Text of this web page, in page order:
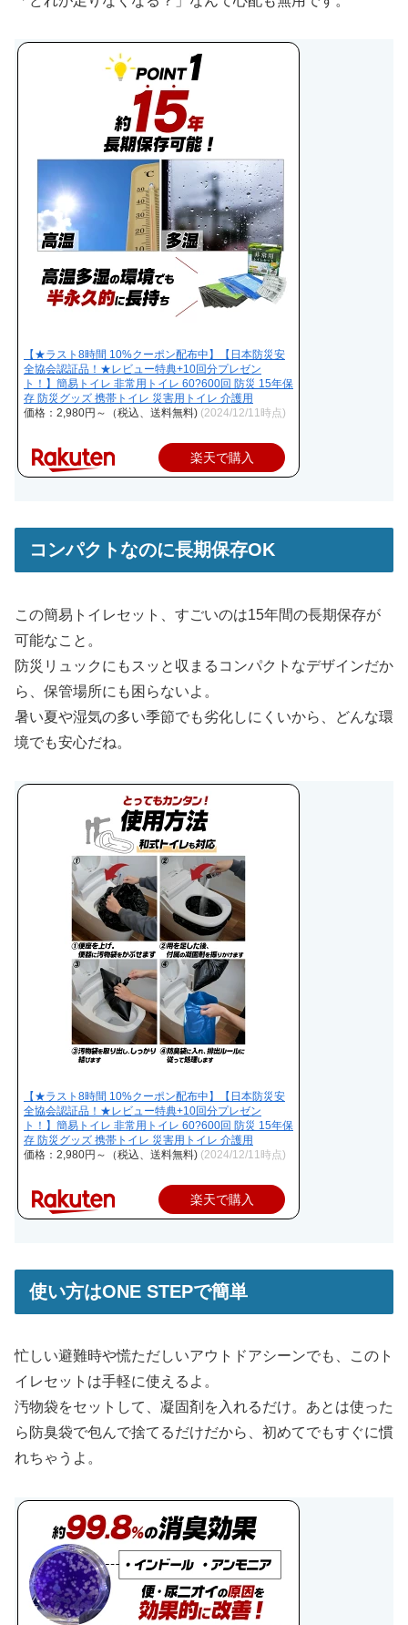
【★ラスト8時間 10%クーポン配布中】【日本防災安
全協会認証品！★レビュー特典+10回分プレゼン
ト！】簡易トイレ 非常用トイレ 60?600回 防災 15年保
存 防災グッズ 携帯トイレ 災害用トイレ 介護用
価格：2,980円～（税込、送料無料) (2024/12/11時点)
楽天で購入
コンパクトなのに長期保存OK
この簡易トイレセット、すごいのは15年間の長期保存が
可能なこと。
防災リュックにもスッと収まるコンパクトなデザインだか
ら、保管場所にも困らないよ。
暑い夏や湿気の多い季節でも劣化しにくいから、どんな環
境でも安心だね。
【★ラスト8時間 10%クーポン配布中】【日本防災安
全協会認証品！★レビュー特典+10回分プレゼン
ト！】簡易トイレ 非常用トイレ 60?600回 防災 15年保
存 防災グッズ 携帯トイレ 災害用トイレ 介護用
価格：2,980円～（税込、送料無料) (2024/12/11時点)
楽天で購入
使い方はONE STEPで簡単
忙しい避難時や慌ただしいアウトドアシーンでも、このト
イレセットは手軽に使えるよ。
汚物袋をセットして、凝固剤を入れるだけ。あとは使った
ら防臭袋で包んで捨てるだけだから、初めてでもすぐに慣
れちゃうよ。